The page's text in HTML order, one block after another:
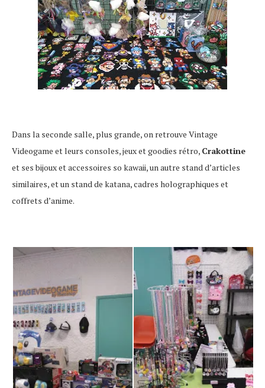
Dans la seconde salle, plus grande, on retrouve Vintage
Videogame et leurs consoles, jeux et goodies rétro, Crakottine
et ses bijoux et accessoires so kawaii, un autre stand d’articles
similaires, et un stand de katana, cadres holographiques et
coffrets d’anime.